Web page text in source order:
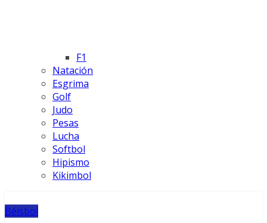
F1
Natación
Esgrima
Golf
Judo
Pesas
Lucha
Softbol
Hipismo
Kikimbol
Béisbol